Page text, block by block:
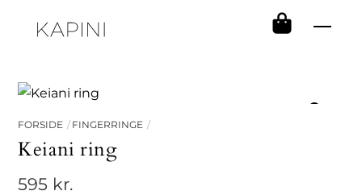
FORSIDE FINGERRINGE
Keiani ring
595 kr.